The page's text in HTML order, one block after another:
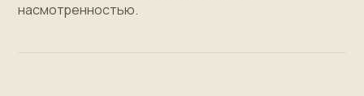
насмотренностью.